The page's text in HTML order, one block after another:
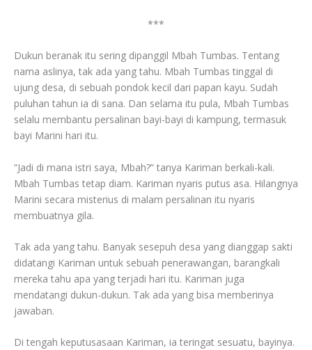
***
Dukun beranak itu sering dipanggil Mbah Tumbas. Tentang
nama aslinya, tak ada yang tahu. Mbah Tumbas tinggal di
ujung desa, di sebuah pondok kecil dari papan kayu. Sudah
puluhan tahun ia di sana. Dan selama itu pula, Mbah Tumbas
selalu membantu persalinan bayi-bayi di kampung, termasuk
bayi Marini hari itu.
“Jadi di mana istri saya, Mbah?” tanya Kariman berkali-kali.
Mbah Tumbas tetap diam. Kariman nyaris putus asa. Hilangnya
Marini secara misterius di malam persalinan itu nyaris
membuatnya gila.
Tak ada yang tahu. Banyak sesepuh desa yang dianggap sakti
didatangi Kariman untuk sebuah penerawangan, barangkali
mereka tahu apa yang terjadi hari itu. Kariman juga
mendatangi dukun-dukun. Tak ada yang bisa memberinya
jawaban.
Di tengah keputusasaan Kariman, ia teringat sesuatu, bayinya.